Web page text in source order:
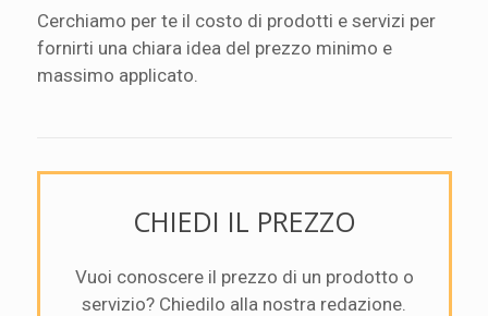
Cerchiamo per te il costo di prodotti e servizi per
fornirti una chiara idea del prezzo minimo e
massimo applicato.
CHIEDI IL PREZZO
Vuoi conoscere il prezzo di un prodotto o
servizio? Chiedilo alla nostra redazione.